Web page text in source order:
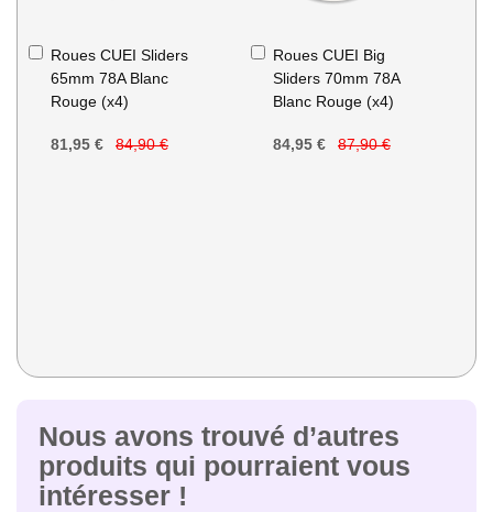
Roues CUEI Sliders
65mm 78A Blanc
Rouge (x4)
81,95 € 84,90 €
Ajouter
au
panier
Roues CUEI Big
Sliders 70mm 78A
Blanc Rouge (x4)
84,95 € 87,90 €
Ajouter
au
panier
Nous avons trouvé d’autres
produits qui pourraient vous
intéresser !